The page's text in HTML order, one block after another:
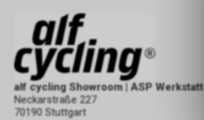
alf cycling Showroom | ASP Werkstatt
Neckarstraße 227
70190 Stuttgart